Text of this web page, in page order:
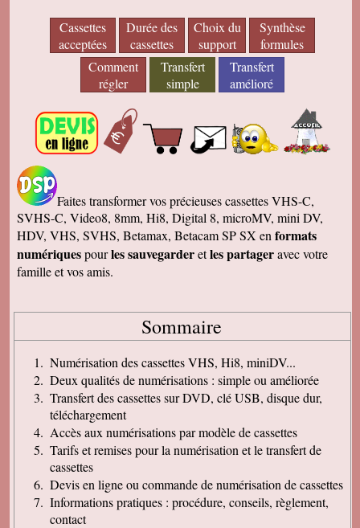
Cassettes
acceptées
Durée des
cassettes
Choix du
support
Synthèse
formules
Comment
régler
Transfert
simple
Transfert
amélioré
Faites transformer vos précieuses cassettes VHS-C,
SVHS-C, Video8, 8mm, Hi8, Digital 8, microMV, mini DV,
HDV, VHS, SVHS, Betamax, Betacam SP SX en formats
numériquespourles sauvegarderetles partageravec votre
famille et vos amis.
Sommaire
Numérisation des cassettes VHS, Hi8, miniDV...
Deux qualités de numérisations : simple ou améliorée
Transfert des cassettes sur DVD, clé USB, disque dur,
téléchargement
Accès aux numérisations par modèle de cassettes
Tarifs et remises pour la numérisation et le transfert de
cassettes
Devis en ligne ou commande de numérisation de cassettes
Informations pratiques : procédure, conseils, règlement,
contact